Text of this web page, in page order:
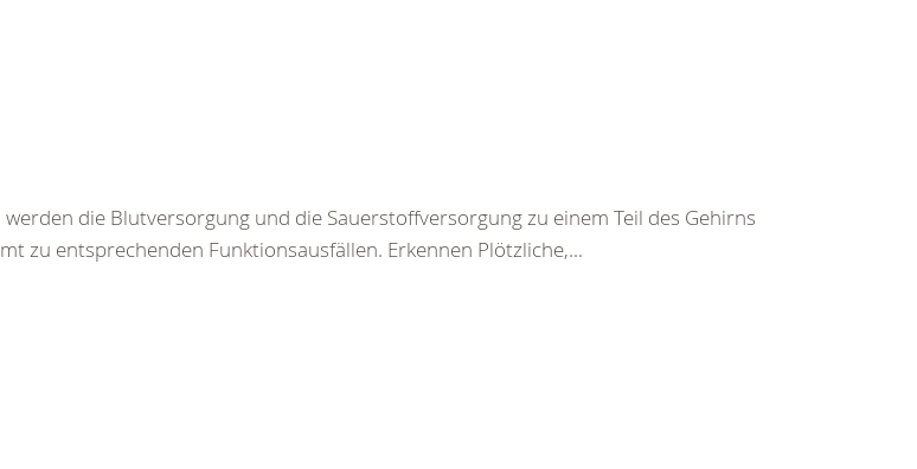
werden die Blutversorgung und die Sauerstoffversorgung zu einem Teil des Gehirns
zu entsprechenden Funktionsausfällen. Erkennen Plötzliche,...